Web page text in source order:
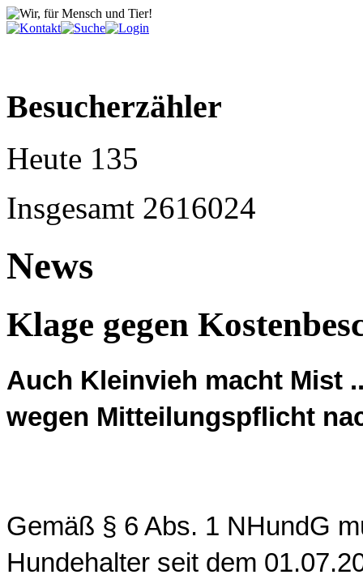
Besucherzähler
Heute 135
Insgesamt 2616024
News
Klage gegen
Auch Kleinvieh macht Mist
wegen Mitteilungspflicht
Gemäß § 6 Abs. 1 NHundG
Hundehalter seit dem